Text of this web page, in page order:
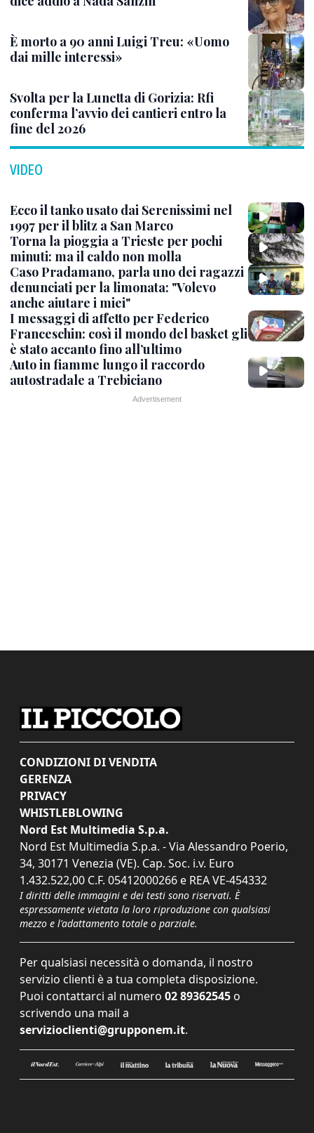
È morto a 90 anni Luigi Treu: «Uomo
dai mille interessi»
Svolta per la Lunetta di Gorizia: Rfi
conferma l’avvio dei cantieri entro la
fine del 2026
VIDEO
Ecco il tanko usato dai Serenissimi nel
1997 per il blitz a San Marco
Torna la pioggia a Trieste per pochi
minuti: ma il caldo non molla
Caso Pradamano, parla uno dei ragazzi
denunciati per la limonata: "Volevo
anche aiutare i miei"
I messaggi di affetto per Federico
Franceschin: così il mondo del basket gli
è stato accanto fino all’ultimo
Auto in fiamme lungo il raccordo
autostradale a Trebiciano
CONDIZIONI DI VENDITA
GERENZA
PRIVACY
WHISTLEBLOWING
Nord Est Multimedia S.p.a.
Nord Est Multimedia S.p.a. - Via Alessandro Poerio,
34, 30171 Venezia (VE). Cap. Soc. i.v. Euro
1.432.522,00 C.F. 05412000266 e REA VE-454332
I diritti delle immagini e dei testi sono riservati. È
espressamente vietata la loro riproduzione con qualsiasi
mezzo e l'adattamento totale o parziale.
Per qualsiasi necessità o domanda, il nostro
servizio clienti è a tua completa disposizione.
Puoi contattarci al numero 02 89362545 o
scrivendo una mail a
servizioclienti@grupponem.it.